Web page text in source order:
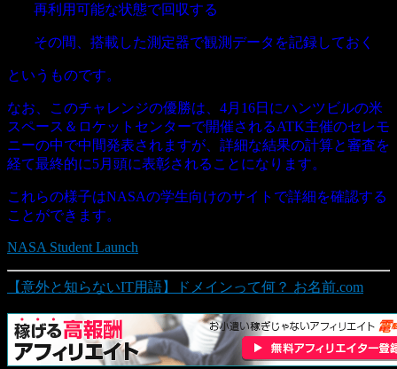
再利用可能な状態で回収する
その間、搭載した測定器で観測データを記録しておく
というものです。
なお、このチャレンジの優勝は、4月16日にハンツビルの米
スペース＆ロケットセンターで開催されるATK主催のセレモ
ニーの中で中間発表されますが、詳細な結果の計算と審査を
経て最終的に5月頭に表彰されることになります。
これらの様子はNASAの学生向けのサイトで詳細を確認する
ことができます。
NASA Student Launch
【意外と知らないIT用語】ドメインって何？ お名前.com